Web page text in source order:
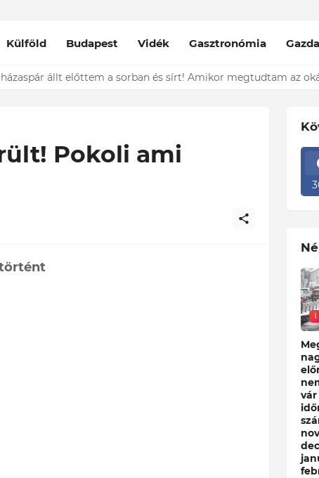
Külföld Budapest Vidék Gasztronómia
vele csókolózik - EZT nem hiszed el, kinek a karjában kötött
Pokoli ami
1